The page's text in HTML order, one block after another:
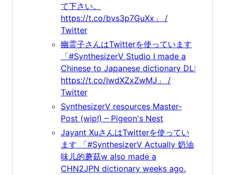
て下さい。
https://t.co/bvs3p7GuXx」 /
Twitter
幽霊子さんはTwitterを使っています
「#SynthesizerV Studio I made a
Chinese to Japanese dictionary DL:
https://t.co/IwdXZxZwMJ」 /
Twitter
SynthesizerV resources Master-
Post (wip!) – Pigeon's Nest
Jayant XuさんはTwitterを使ってい
ます 「#SynthesizerV Actually 奶油
味儿的蘑菇w also made a
CHN2JPN dictionary weeks ago.